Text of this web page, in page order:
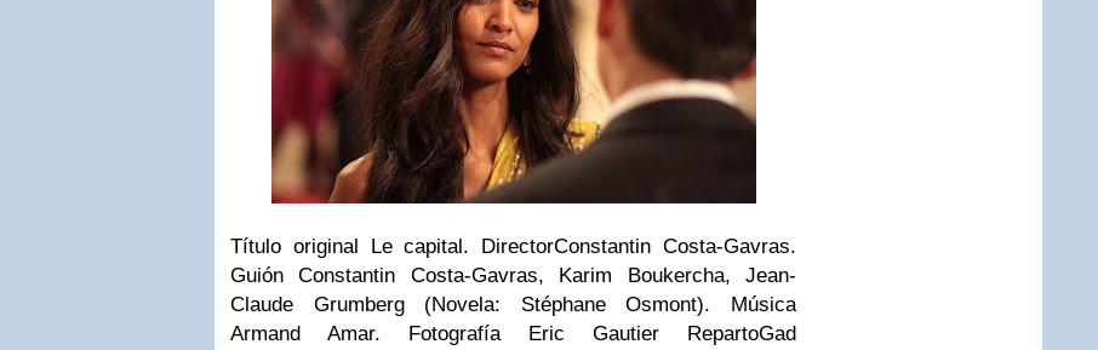
Título original Le capital. DirectorConstantin Costa-Gavras.
Guión Constantin Costa-Gavras, Karim Boukercha, Jean-
Claude Grumberg (Novela: Stéphane Osmont). Música
Armand Amar. Fotografía Eric Gautier RepartoGad